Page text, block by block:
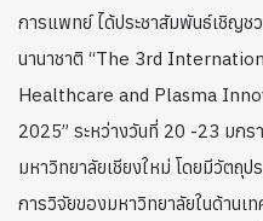
การแพทย์ ได้ประชาสัมพันธ์เชิญชว
นานาชาติ “The 3rd
Healthcare and Plasma
2025” ระหว่างวันที่ 20 -23 มก
มหาวิทยาลัยเชียงใหม่ โดยมีวัตถุป
การวิจัยของมหาวิทยาลัยในด้านเ